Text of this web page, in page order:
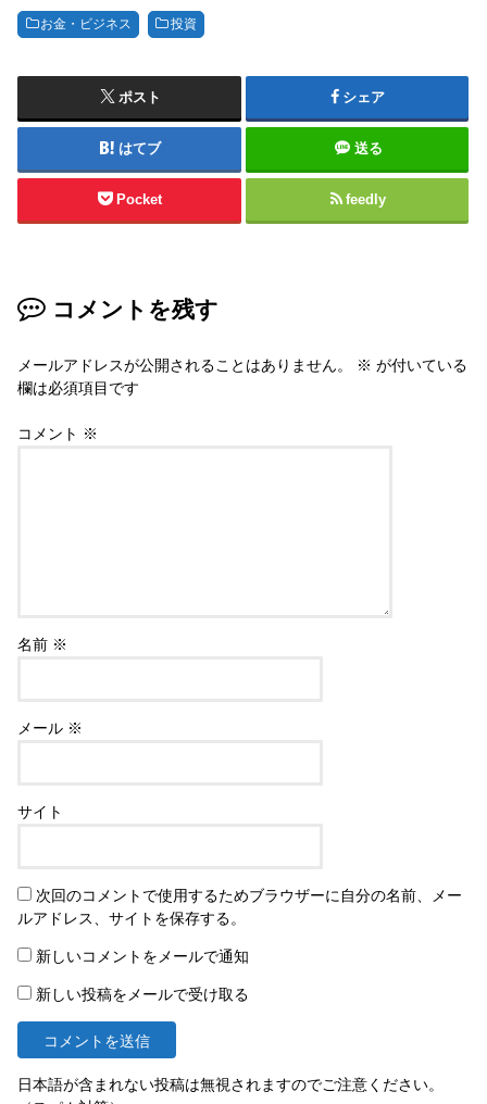
お金・ビジネス 投資
ポスト シェア
はてブ 送る
Pocket feedly
コメントを残す
メールアドレスが公開されることはありません。 ※ が付いている
欄は必須項目です
コメント ※
名前 ※
メール ※
サイト
次回のコメントで使用するためブラウザーに自分の名前、メー
ルアドレス、サイトを保存する。
新しいコメントをメールで通知
新しい投稿をメールで受け取る
日本語が含まれない投稿は無視されますのでご注意ください。